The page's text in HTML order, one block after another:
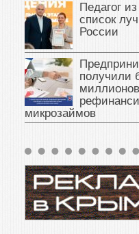
Педагог
список
России
получили
микрозаймов